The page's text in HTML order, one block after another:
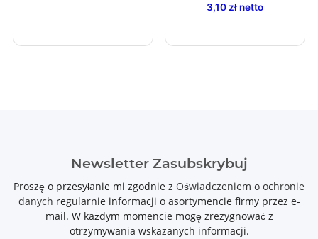
3,10 zł netto
Newsletter Zasubskrybuj
Proszę o przesyłanie mi zgodnie z Oświadczeniem o ochronie
danych regularnie informacji o asortymencie firmy przez e-
mail. W każdym momencie mogę zrezygnować z
otrzymywania wskazanych informacji.